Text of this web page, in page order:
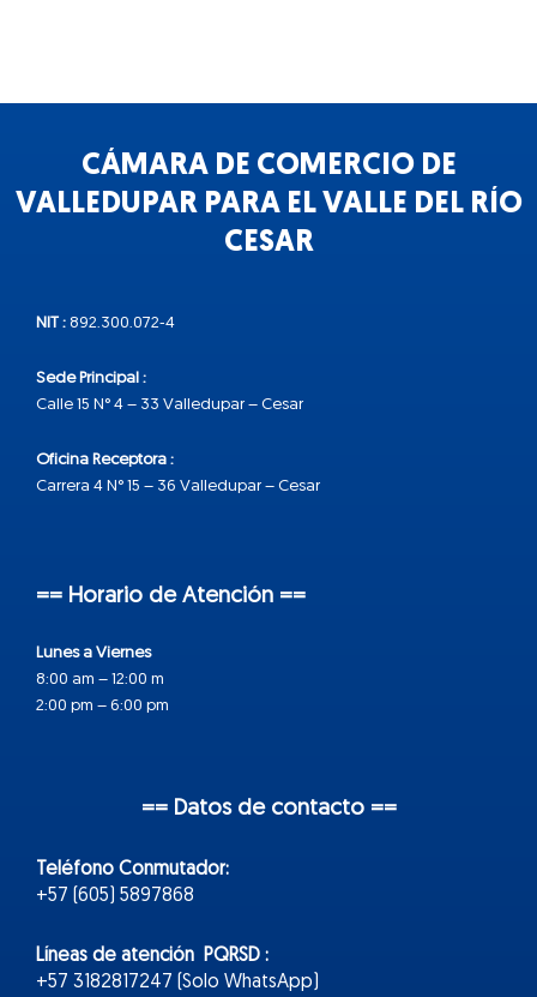
CÁMARA DE COMERCIO DE
VALLEDUPAR PARA EL VALLE DEL RÍO
CESAR
NIT : 892.300.072-4
Sede Principal :
Calle 15 N° 4 – 33 Valledupar – Cesar
Oficina Receptora :
Carrera 4 N° 15 – 36 Valledupar – Cesar
== Horario de Atención ==
Lunes a Viernes
8:00 am – 12:00 m
2:00 pm – 6:00 pm
== Datos de contacto ==
Teléfono Conmutador:
+57 (605) 5897868
Líneas de atención PQRSD :
+57 3182817247 (Solo WhatsApp)